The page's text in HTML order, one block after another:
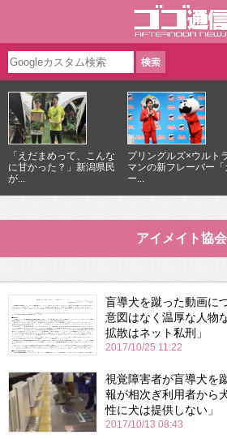
「えだまめって、こんな
に甘かった？」新潟県民
が...
プリングルズ×ウルト
マンの新フレーバー「
ー...
アイメイト協会
盲導犬を蹴った動画
意図はなく温厚な人物
拡散はネット私刑」
2017/10/25 11:22
視覚障害者が盲導犬を
報が相次ぎ利用者から
性に犬は提供しない」
2017/10/13 08:43